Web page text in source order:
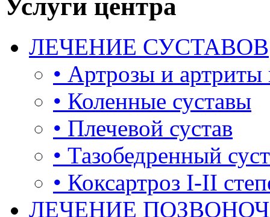
Услуги центра
ЛЕЧЕНИЕ СУСТАВОВ
• Артрозы и артриты
• Коленные суставы
• Плечевой сустав
• Тазобедренный
• Коксартроз I-II
ЛЕЧЕНИЕ